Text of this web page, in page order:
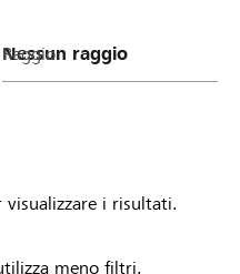
Raggio
visualizzare i risultati.
meno filtri.